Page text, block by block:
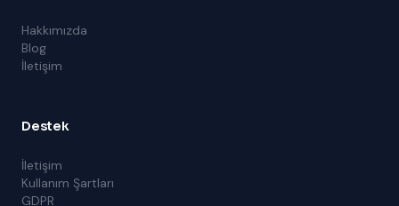
Hakkımızda
Blog
İletişim
Destek
İletişim
Kullanım Şartları
GDPR